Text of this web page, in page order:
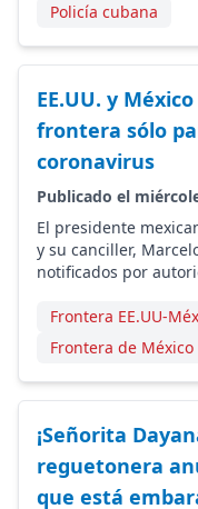
Policía cubana
EE.UU. y
frontera sólo
coronavirus
Publicado el
El presidente
y su canciller,
notificados por
Frontera EE.UU-
Frontera de México
¡Señorita
reguetonera
que está